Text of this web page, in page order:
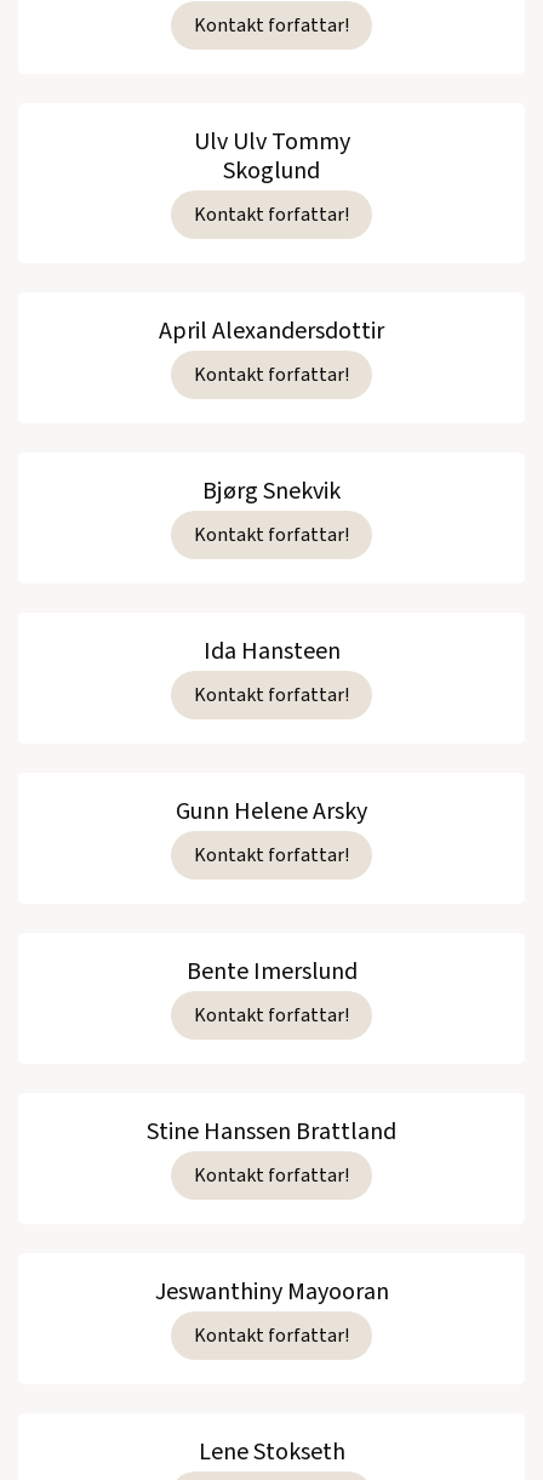
Kontakt forfattar!
Ulv Ulv Tommy
Skoglund
Kontakt forfattar!
April Alexandersdottir
Kontakt forfattar!
Bjørg Snekvik
Kontakt forfattar!
Ida Hansteen
Kontakt forfattar!
Gunn Helene Arsky
Kontakt forfattar!
Bente Imerslund
Kontakt forfattar!
Stine Hanssen Brattland
Kontakt forfattar!
Jeswanthiny Mayooran
Kontakt forfattar!
Lene Stokseth